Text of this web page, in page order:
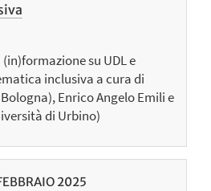
su UDL e
inclusiva a cura di
Enrico Angelo Emili e
di Urbino)
2025